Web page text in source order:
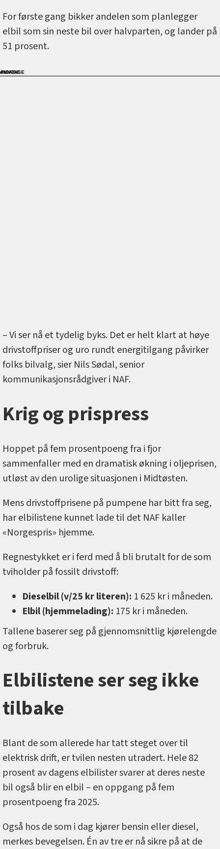
For første gang bikker andelen som planlegger
elbil som sin neste bil over halvparten, og lander på
51 prosent.
– Vi ser nå et tydelig byks. Det er helt klart at høye
drivstoffpriser og uro rundt energitilgang påvirker
folks bilvalg, sier Nils Sødal, senior
kommunikasjonsrådgiver i NAF.
Krig og prispress
Hoppet på fem prosentpoeng fra i fjor
sammenfaller med en dramatisk økning i oljeprisen,
utløst av den urolige situasjonen i Midtøsten.
Mens drivstoffprisene på pumpene har bitt fra seg,
har elbilistene kunnet lade til det NAF kaller
«Norgespris» hjemme.
Regnestykket er i ferd med å bli brutalt for de som
tviholder på fossilt drivstoff:
Dieselbil (v/25 kr literen): 1 625 kr i måneden.
Elbil (hjemmelading): 175 kr i måneden.
Tallene baserer seg på gjennomsnittlig kjørelengde
og forbruk.
Elbilistene ser seg ikke
tilbake
Blant de som allerede har tatt steget over til
elektrisk drift, er tvilen nesten utradert. Hele 82
prosent av dagens elbilister svarer at deres neste
bil også blir en elbil – en oppgang på fem
prosentpoeng fra 2025.
Også hos de som i dag kjører bensin eller diesel,
merkes bevegelsen. Én av tre er nå sikre på at de